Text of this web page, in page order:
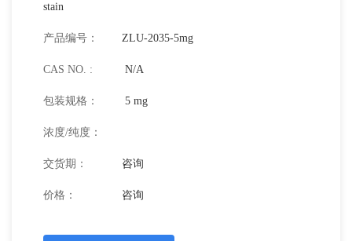
stain
产品编号： ZLU-2035-5mg
CAS NO. : N/A
包装规格： 5 mg
浓度/纯度：
交货期： 咨询
价格： 咨询